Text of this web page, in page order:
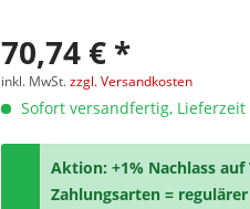
70,74 € *
inkl. MwSt.zzgl. Versandkosten
Sofort versandfertig, Lieferzeit
Aktion: +1% Nachlass
Zahlungsarten =